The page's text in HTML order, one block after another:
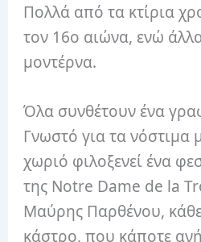
Πολλά από τα κτίρια
τον 16ο αιώνα, ενώ
μοντέρνα.
Όλα συνθέτουν ένα
Γνωστό για τα νόστιμα
χωριό φιλοξενεί ένα
της Notre Dame de la
Μαύρης Παρθένου,
κάστρο, που κάποτε